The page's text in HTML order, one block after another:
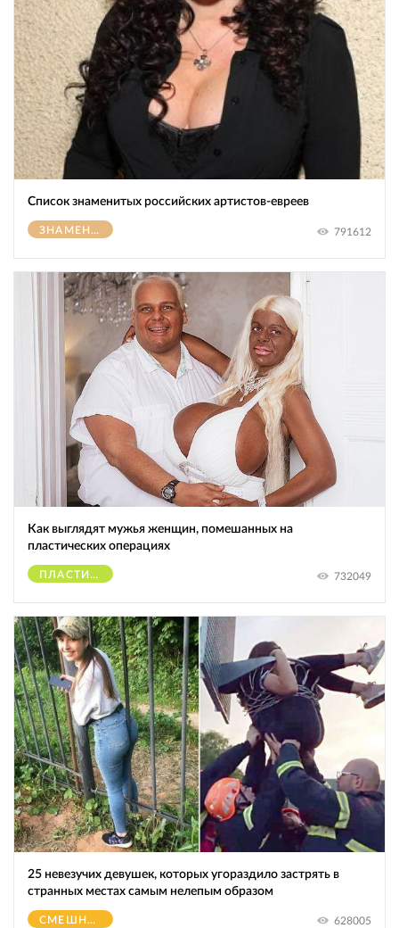
Список знаменитых российских артистов-евреев
ЗНАМЕНИТОСТИ 791612
Как выглядят мужья женщин, помешанных на
пластических операциях
ПЛАСТИЧЕСКИЕ ОПЕРАЦИИ 732049
25 невезучих девушек, которых угораздило застрять в
странных местах самым нелепым образом
СМЕШНОЕ 628005